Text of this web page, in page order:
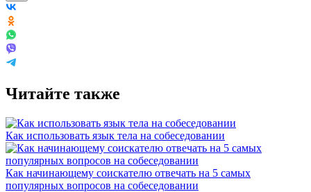
Читайте также
Как использовать язык тела на собеседовании
Как начинающему соискателю отвечать на 5 самых
популярных вопросов на собеседовании